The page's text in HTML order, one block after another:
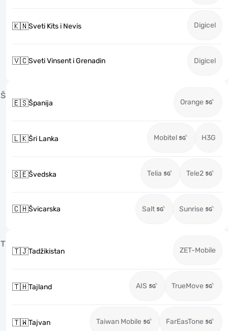
🇰🇳Sveti Kits i Nevis Digicel
🇻🇨Sveti Vinsent i Grenadin Digicel
Š
🇪🇸Španija Orange
🇱🇰Šri Lanka Mobitel H3G
🇸🇪Švedska Telia Tele2
🇨🇭Švicarska Salt Sunrise
T
🇹🇯Tadžikistan ZET-Mobile
🇹🇭Tajland AIS TrueMove
🇹🇼Tajvan Taiwan Mobile FarEasTone